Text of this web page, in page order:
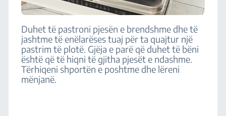
Duhet të pastroni pjesën e brendshme dhe të
jashtme të enëlarëses tuaj për ta quajtur një
pastrim të plotë. Gjëja e parë që duhet të bëni
është që të hiqni të gjitha pjesët e ndashme.
Tërhiqeni shportën e poshtme dhe lëreni
mënjanë.